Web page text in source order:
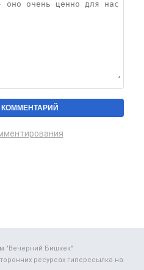
"Вечерний Бишкек"
ресурсах гиперссылка на